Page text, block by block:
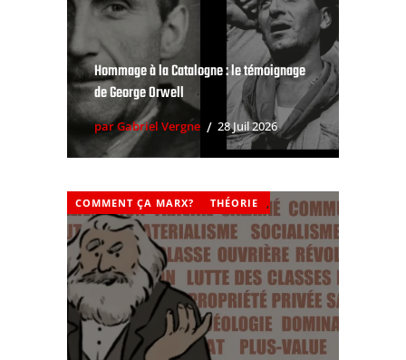
Hommage à la Catalogne : le témoignage
de George Orwell
par Gabriel Vergne 28 Juil 2026
COMMENT ÇA MARX? THÉORIE